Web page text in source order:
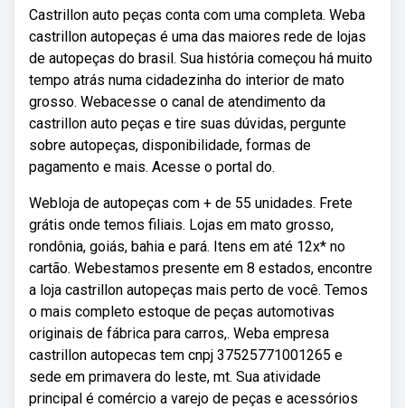
Castrillon auto peças conta com uma completa. Weba
castrillon autopeças é uma das maiores rede de lojas
de autopeças do brasil. Sua história começou há muito
tempo atrás numa cidadezinha do interior de mato
grosso. Webacesse o canal de atendimento da
castrillon auto peças e tire suas dúvidas, pergunte
sobre autopeças, disponibilidade, formas de
pagamento e mais. Acesse o portal do.
Webloja de autopeças com + de 55 unidades. Frete
grátis onde temos filiais. Lojas em mato grosso,
rondônia, goiás, bahia e pará. Itens em até 12x* no
cartão. Webestamos presente em 8 estados, encontre
a loja castrillon autopeças mais perto de você. Temos
o mais completo estoque de peças automotivas
originais de fábrica para carros,. Weba empresa
castrillon autopecas tem cnpj 37525771001265 e
sede em primavera do leste, mt. Sua atividade
principal é comércio a varejo de peças e acessórios